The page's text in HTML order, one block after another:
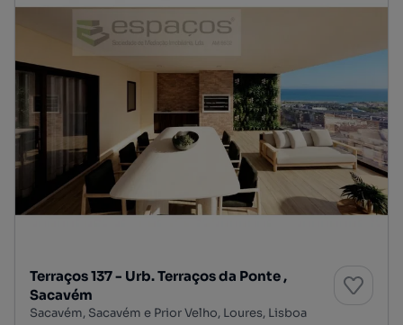
Terraços 137 - Urb. Terraços da Ponte ,
Sacavém
Sacavém, Sacavém e Prior Velho, Loures, Lisboa